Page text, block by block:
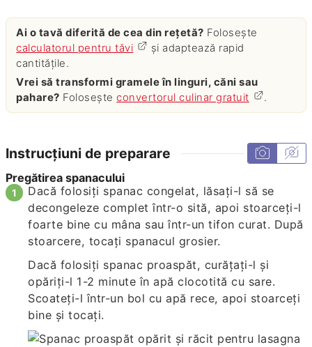
Ai o tavă diferită de cea din rețetă? Folosește
calculatorul pentru tăvi
și adaptează rapid
cantitățile.
Vrei să transformi gramele în linguri, căni sau
pahare? Foloseșteconvertorul culinar gratuit .
Instrucțiuni de preparare
Pregătirea spanacului
Dacă folosiți spanac congelat, lăsați-l să se
decongeleze complet într-o sită, apoi stoarceți-l
foarte bine cu mâna sau într-un tifon curat. După
stoarcere, tocați spanacul grosier.
Dacă folosiți spanac proaspăt, curățați-l și
opăriți-l 1-2 minute în apă clocotită cu sare.
Scoateți-l într-un bol cu apă rece, apoi stoarceți
bine și tocați.